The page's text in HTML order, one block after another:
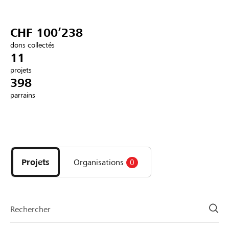
Se connecter
DE FR IT
CHF 100’238
dons collectés
11
projets
398
parrains
les
projets
et
la
Projets Organisations 0
Rechercher